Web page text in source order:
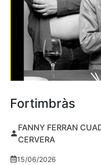
Fortimbràs
FANNY FERRAN
CERVERA
15/06/2026